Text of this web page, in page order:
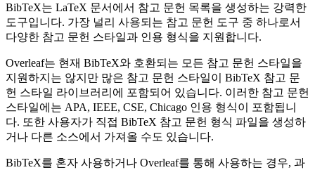
BibTeX는 LaTeX 문서에서 참고 문헌 목록을 생성하는 강력한
도구입니다. 가장 널리 사용되는 참고 문헌 도구 중 하나로서
다양한 참고 문헌 스타일과 인용 형식을 지원합니다.
Overleaf는 현재 BibTeX와 호환되는 모든 참고 문헌 스타일을
지원하지는 않지만 많은 참고 문헌 스타일이 BibTeX 참고 문
헌 스타일 라이브러리에 포함되어 있습니다. 이러한 참고 문헌
스타일에는 APA, IEEE, CSE, Chicago 인용 형식이 포함됩니
다. 또한 사용자가 직접 BibTeX 참고 문헌 형식 파일을 생성하
거나 다른 소스에서 가져올 수도 있습니다.
BibTeX를 혼자 사용하거나 Overleaf를 통해 사용하는 경우, 과